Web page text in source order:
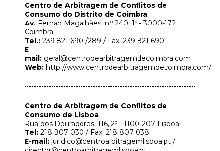
Centro de Arbitragem de Conflitos de
Consumo do Distrito de Coimbra
Av. Fernão Magalhães, n.º 240, 1º - 3000-172
Coimbra
Tel.: 239 821 690 /289 / Fax: 239 821 690
E-
mail: geral@centrodearbitragemdecoimbra.com
Web: http://www.centrodearbitragemdecoimbra.com/
Centro de Arbitragem de Conflitos de
Consumo de Lisboa
Rua dos Douradores, 116, 2º - 1100-207 Lisboa
Tel: 218 807 030 / Fax: 218 807 038
E-mail: juridico@centroarbitragemlisboa.pt /